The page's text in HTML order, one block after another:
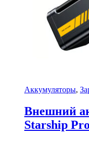
Аккумуляторы,
Внешний
Starship Pro